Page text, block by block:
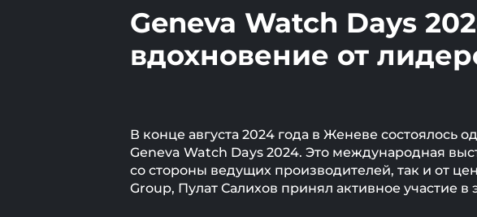
Geneva Watch Days
вдохновение от
В конце августа 2024 года в Женеве
Geneva Watch Days 2024. Это международная
со стороны ведущих производителей, так и от
Group, Пулат Салихов принял активное участие